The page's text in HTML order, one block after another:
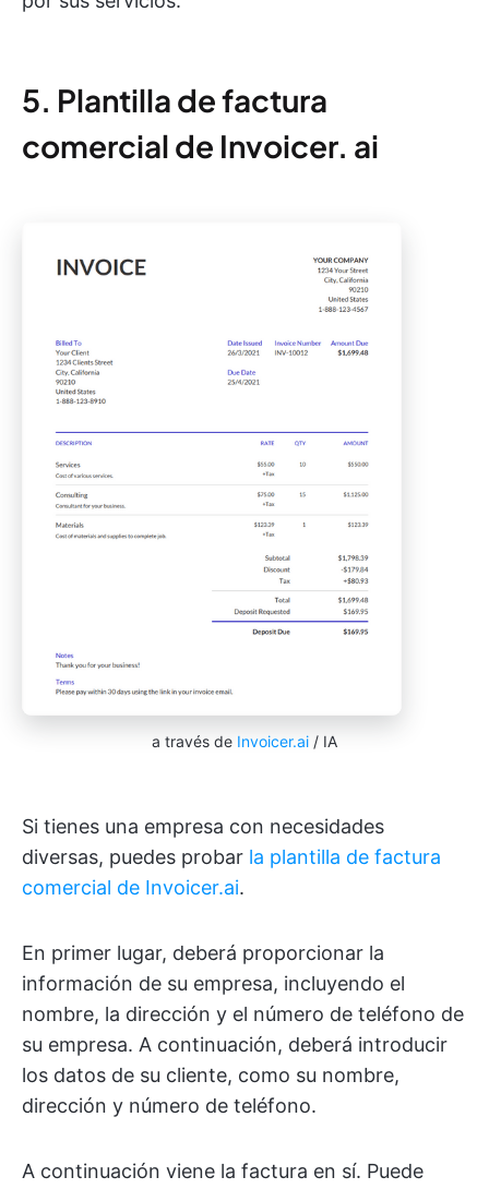
5. Plantilla de factura
comercial de Invoicer. ai
a través de Invoicer.ai / IA
Si tienes una empresa con necesidades
diversas, puedes probar la plantilla de factura
comercial de Invoicer.ai.
En primer lugar, deberá proporcionar la
información de su empresa, incluyendo el
nombre, la dirección y el número de teléfono de
su empresa. A continuación, deberá introducir
los datos de su cliente, como su nombre,
dirección y número de teléfono.
A continuación viene la factura en sí. Puede